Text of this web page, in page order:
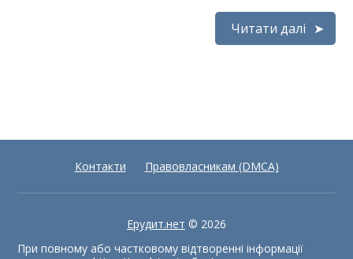
Читати далі
Контакти Правовласникам (DMCA)
Ерудит.нет © 2026
При повному або частковому відтворенні інформації